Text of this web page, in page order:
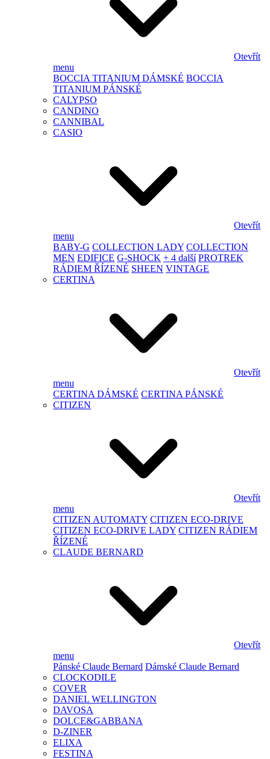
Otevřít
menu
BOCCIA TITANIUM DÁMSKÉ BOCCIA
TITANIUM PÁNSKÉ
CALYPSO
CANDINO
CANNIBAL
CASIO
Otevřít
menu
BABY-G COLLECTION LADY COLLECTION
MEN EDIFICE G-SHOCK + 4 další PROTREK
RÁDIEM ŘÍZENÉ SHEEN VINTAGE
CERTINA
Otevřít
menu
CERTINA DÁMSKÉ CERTINA PÁNSKÉ
CITIZEN
Otevřít
menu
CITIZEN AUTOMATY CITIZEN ECO-DRIVE
CITIZEN ECO-DRIVE LADY CITIZEN RÁDIEM
ŘÍZENÉ
CLAUDE BERNARD
Otevřít
menu
Pánské Claude Bernard Dámské Claude Bernard
CLOCKODILE
COVER
DANIEL WELLINGTON
DAVOSA
DOLCE&GABBANA
D-ZINER
ELIXA
FESTINA